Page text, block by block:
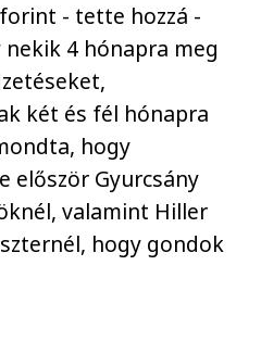
- tette hozzá -
4 hónapra meg
két és fél hónapra
hogy
először Gyurcsány
valamint Hiller
hogy gondok